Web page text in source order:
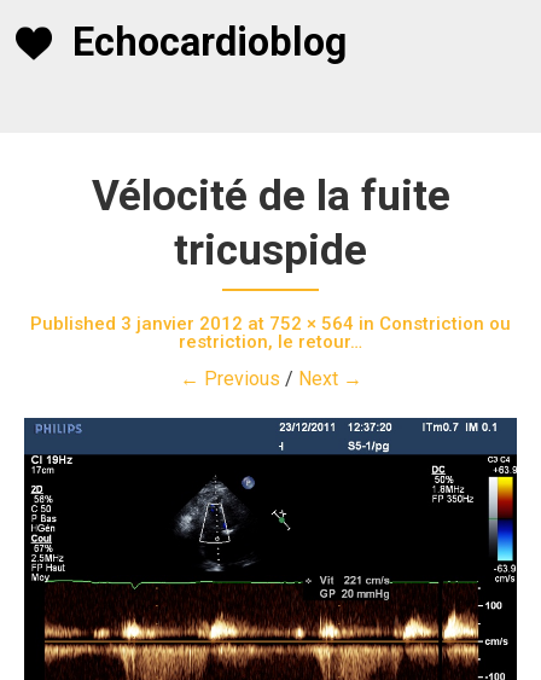
Echocardioblog
Vélocité de la fuite
tricuspide
Published 3 janvier 2012 at 752 × 564 in Constriction ou
restriction, le retour…
← Previous / Next →